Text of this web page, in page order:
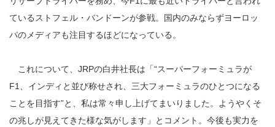
ているストフェル・バンドーンが参戦。国内のみならずヨーロッ
パのメディアも注目するほどになっている。
これについて、JRPの白井社長は「“スーパーフォーミュラが
F1、インディと並び称せされ、三大フォーミュラのひとつになる
ことを目指す”と、私は常々申し上げてまいりました。ようやくそ
の兆しが見えてきた様な気がします」とコメント。今後も実力を